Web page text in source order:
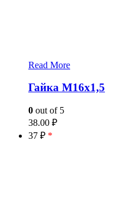
Read More
Гайка М16х1,5
0 out of 5
38.00 ₽
37 ₽ *